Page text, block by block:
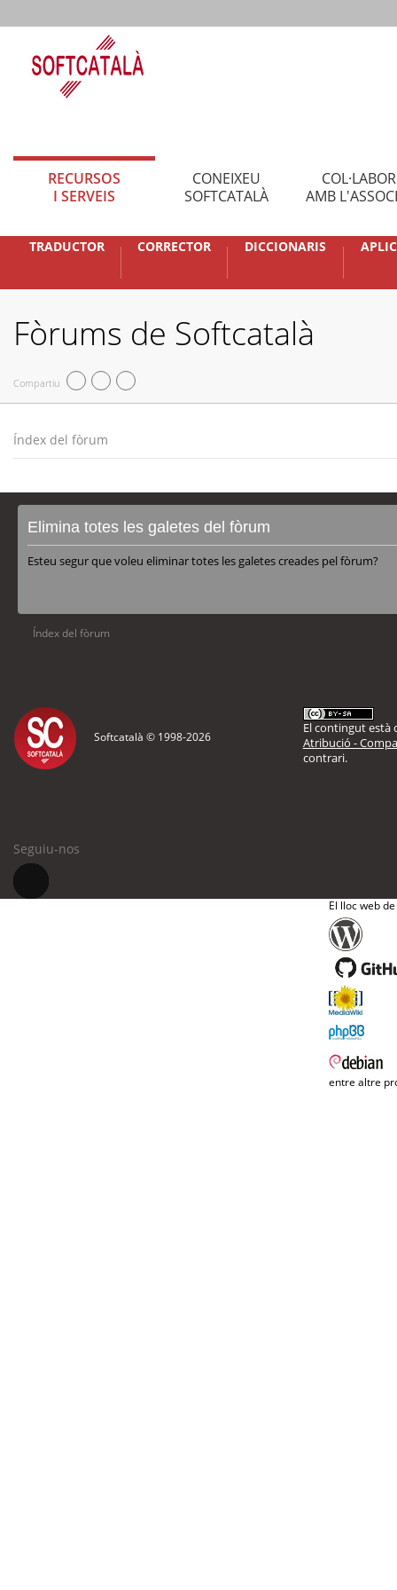
RECURSOS
I SERVEIS
CONEIXEU
SOFTCATALÀ
AMB
TRADUCTOR CORRECTOR DICCIONARIS
Fòrums de Softcatalà
Compartiu
Índex del fòrum
Elimina totes les galetes del fòrum
Esteu segur que voleu eliminar totes les galetes creades pel fòrum?
Índex del fòrum
Softcatalà © 1998-2026
El contingut està
Atribució -
contrari.
Seguiu-nos
El lloc web
entre altre